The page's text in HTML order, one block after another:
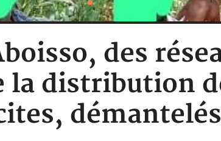
des
la distribution
démantelés